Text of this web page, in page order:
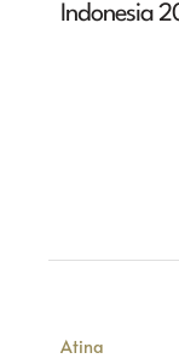
Indonesia
Atina